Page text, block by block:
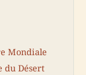
Mondiale
du Désert